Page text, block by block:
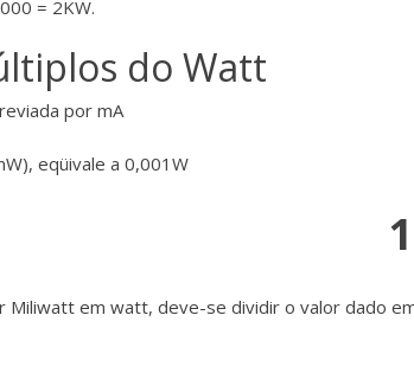
= 2KW.
do Watt
por mA
eqüivale a 0,001W
Miliwatt em watt, deve-se dividir o valor dado